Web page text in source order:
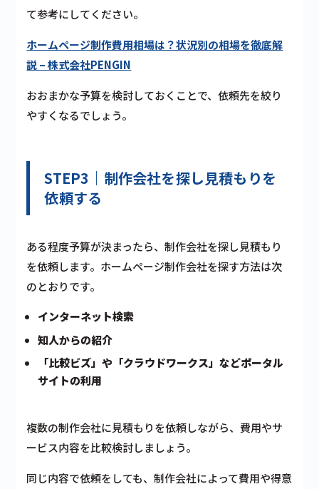
て参考にしてください。
ホームページ制作費用相場は？状況別の相場を徹底解
説 – 株式会社PENGIN
おおまかな予算を検討しておくことで、依頼先を絞り
やすくなるでしょう。
STEP3｜制作会社を探し見積もりを
依頼する
ある程度予算が決まったら、制作会社を探し見積もり
を依頼します。ホームページ制作会社を探す方法は次
のとおりです。
インターネット検索
知人からの紹介
「比較ビズ」や「クラウドワークス」などポータル
サイトの利用
複数の制作会社に見積もりを依頼しながら、費用やサ
ービス内容を比較検討しましょう。
同じ内容で依頼をしても、制作会社によって費用や得意